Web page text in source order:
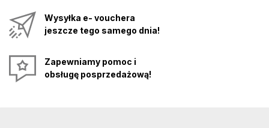
Wysyłka e- vouchera
jeszcze tego samego dnia!
Zapewniamy pomoc i
obsługę posprzedażową!